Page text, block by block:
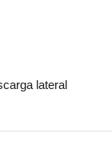
lateral